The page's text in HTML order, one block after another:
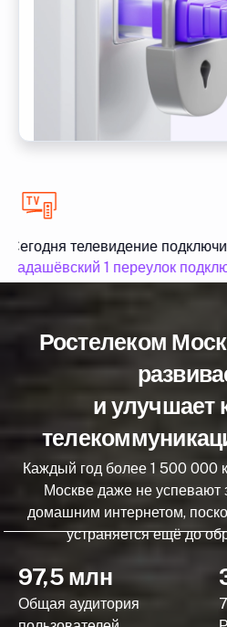
Сегодня телевидение
Кадашёвский 1 переулок
Ростелеком
и улучшает
Каждый год более 1 500 000
Москве даже не успевают
домашним интернетом,
устраняется ещё до
97,5 млн
Общая аудитория